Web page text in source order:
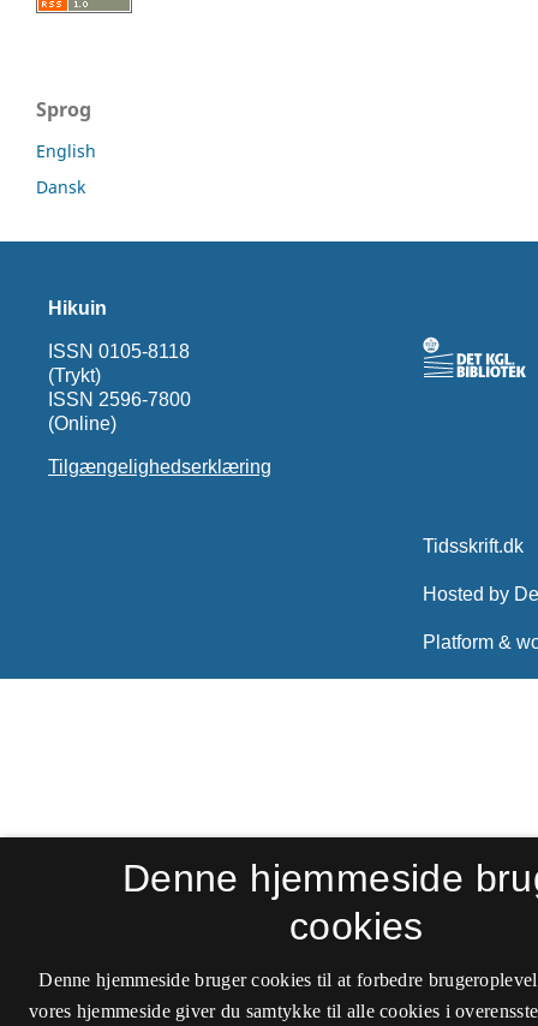
Sprog
English
Dansk
Hikuin
ISSN 0105-8118
(Trykt)
ISSN 2596-7800
(Online)
Tilgængelighedserklæring
Denne hjemmeside
cookies
Denne hjemmeside bruger cookies til at forbedre
vores hjemmeside giver du samtykke til alle cookies i